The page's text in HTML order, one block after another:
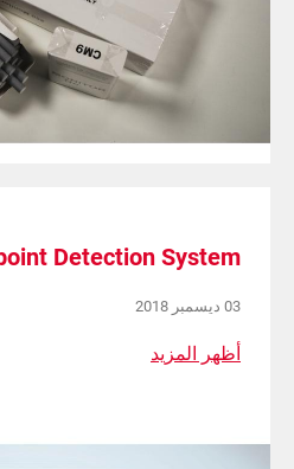
Detection System
03 ديسمبر 2018
أظهر المزيد